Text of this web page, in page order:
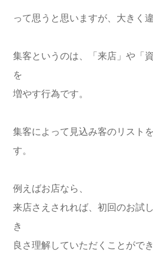
って思うと思いますが、大きく違
集客というのは、「来店」や「
を
増やす行為です。
集客によって見込み客のリスト
す。
例えばお店なら、
来店さえされれば、初回のお試
き
良さ理解していただくことができ